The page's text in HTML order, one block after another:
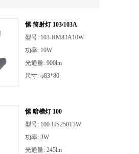
愫 筒射灯 103/103A
型号: 103-RM83A10W
功率: 10W
光通量: 900lm
尺寸: φ83*80
愫 暗槽灯 100
型号: 100-HS250T3W
功率: 3W
光通量: 245lm